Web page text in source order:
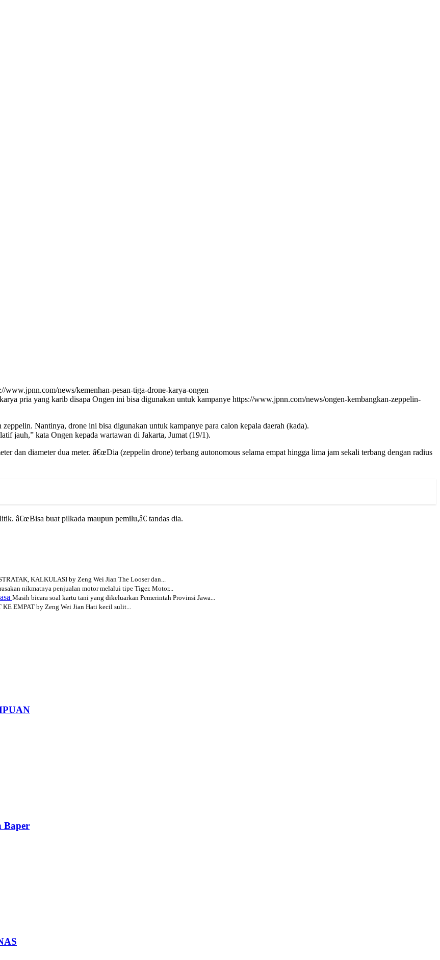
www.jpnn.com/news/kemenhan-pesan-tiga-drone-karya-ongen
pria yang karib disapa Ongen ini bisa digunakan untuk kampanye https://www.jpnn.com/news/ongen-kembangkan-zeppelin-
Nantinya, drone ini bisa digunakan untuk kampanye para calon kepala daerah (kada).
jauh,” kata Ongen kepada wartawan di Jakarta, Jumat (19/1).
dan diameter dua meter. â€œDia (zeppelin drone) terbang autonomous selama empat hingga lima jam sekali terbang dengan radius
â€œBisa buat pilkada maupun pemilu,â€ tandas dia.
KALKULASI by Zeng Wei Jian The Looser dan...
nikmatnya penjualan motor melalui tipe Tiger. Motor...
Masih bicara soal kartu tani yang dikeluarkan Pemerintah Provinsi Jawa...
KE EMPAT by Zeng Wei Jian Hati kecil sulit...
Baper